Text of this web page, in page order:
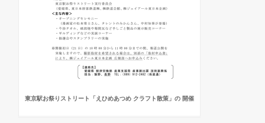
東京駅お祭りストリート「えひめあつめ クラフト散策」の 開催